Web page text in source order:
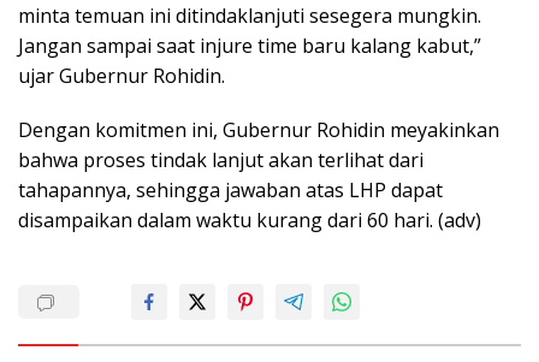
minta temuan ini ditindaklanjuti sesegera mungkin.
Jangan sampai saat injure time baru kalang kabut,”
ujar Gubernur Rohidin.
Dengan komitmen ini, Gubernur Rohidin meyakinkan
bahwa proses tindak lanjut akan terlihat dari
tahapannya, sehingga jawaban atas LHP dapat
disampaikan dalam waktu kurang dari 60 hari. (adv)